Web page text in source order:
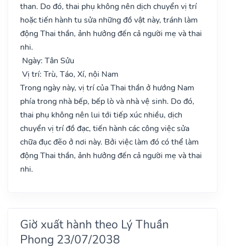
than. Do đó, thai phụ không nên dịch chuyển vị trí
hoặc tiến hành tu sửa những đồ vật này, tránh làm
động Thai thần, ảnh hưởng đến cả người mẹ và thai
nhi.
Ngày: Tân Sửu
Vị trí: Trù, Táo, Xí, nội Nam
Trong ngày này, vị trí của Thai thần ở hướng Nam
phía trong nhà bếp, bếp lò và nhà vệ sinh. Do đó,
thai phụ không nên lui tới tiếp xúc nhiều, dịch
chuyển vị trí đồ đạc, tiến hành các công việc sửa
chữa đục đẽo ở nơi này. Bởi việc làm đó có thể làm
động Thai thần, ảnh hưởng đến cả người mẹ và thai
nhi.
Giờ xuất hành theo Lý Thuần
Phong 23/07/2038